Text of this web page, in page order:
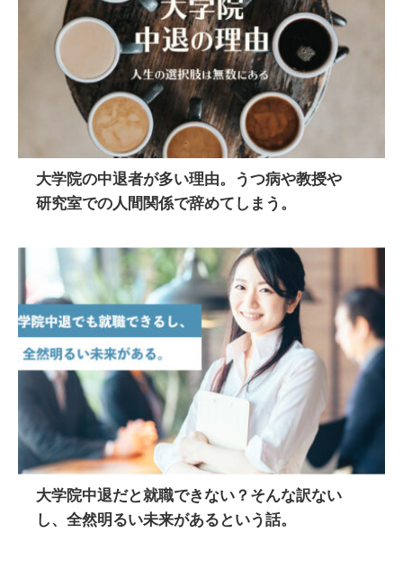
大学院の中退者が多い理由。うつ病や教授や
研究室での人間関係で辞めてしまう。
大学院中退だと就職できない？そんな訳ない
し、全然明るい未来があるという話。